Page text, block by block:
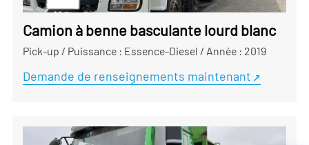
Camion à benne basculante lourd blanc
Pick-up / Puissance : Essence-Diesel / Année : 2019
Demande de renseignements maintenant